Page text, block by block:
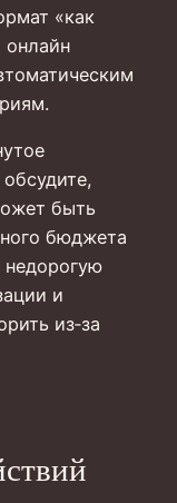
«как
онлайн
быть
бюджета
недорогую
и
из‑за